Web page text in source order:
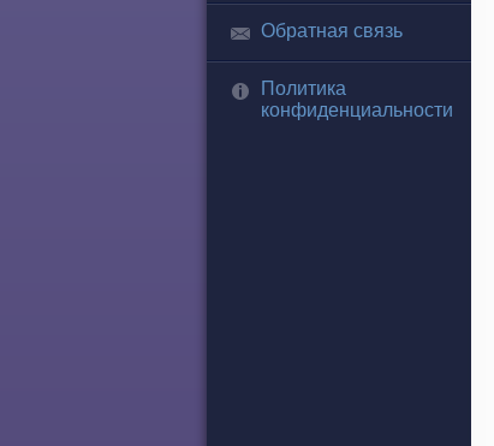
Обратная связь
Политика
конфиденциальности